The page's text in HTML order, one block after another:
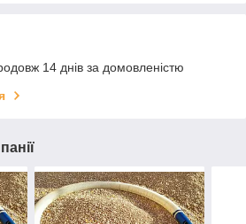
14 днів за домовленістю